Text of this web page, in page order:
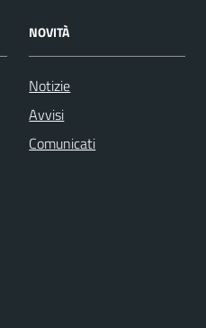
NOVITÀ
Notizie
Avvisi
Comunicati